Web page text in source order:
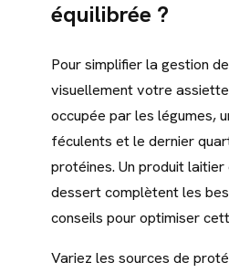
équilibrée ?
Pour simplifier la gestion
visuellement votre
occupée par les légumes,
féculents et le dernier
protéines. Un produit
dessert complètent les
conseils pour optimiser
Variez les sources de